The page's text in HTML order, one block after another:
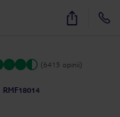
19
(6415 opinii)
RMF18014